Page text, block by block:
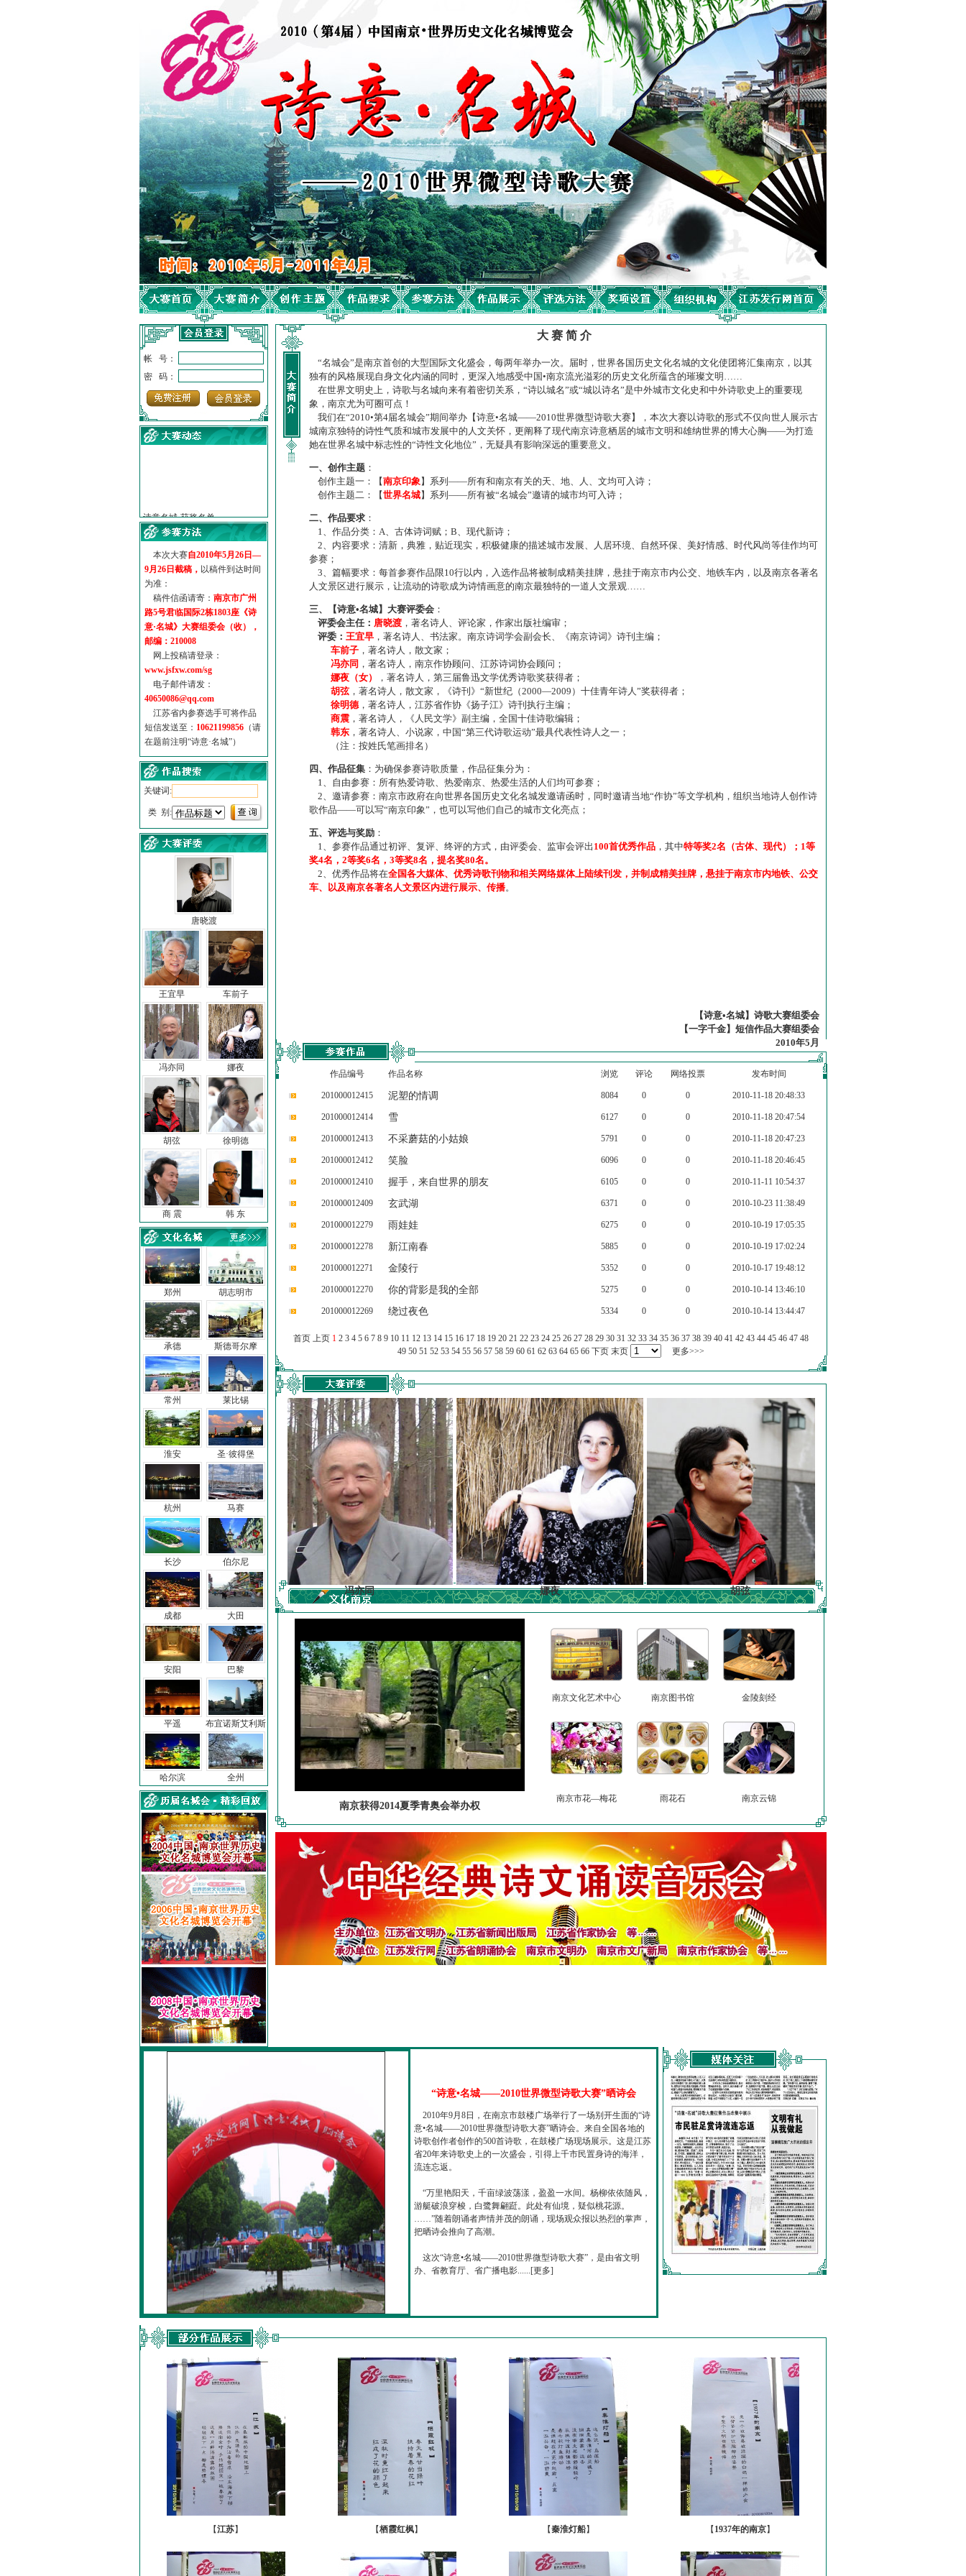
帐 号：
密 码：
·诗意名城·地铁时间
地铁完美呈现【诗意·名城...
参赛作品多达5000多首
“诗意·名城”晒诗会
特别通知--致广大诗词爱好...
本次大赛自2010年5月26日—
9月26日截稿， 以稿件到达时间
为准：
稿件信函请寄： 南京市广州
路5号君临国际2栋1803座《诗
意·名城》大赛组委会（收），
邮编：210008
网上投稿请登录：
www.jsfxw.com/sg
电子邮件请发：
40650086@qq.com
江苏省内参赛选手可将作品
短信发送至： 10621199856 （请
在题前注明“诗意·名城”）
关键词:
类 别:
唐晓渡
王宜早 车前子
冯亦同 娜夜
胡弦 徐明德
商 震 韩 东
郑州
承德
常州
淮安
杭州
长沙
成都
安阳
平遥
哈尔滨
胡志明市
斯德哥尔摩
莱比锡
圣·彼得堡
马赛
伯尔尼
大田
巴黎
布宜诺斯艾利斯
全州
大 赛 简 介
“名城会”是南京首创的大型国际文化盛会，每两年举办一次。届时，世界各国历史文化名城的文化使团将汇集南京，以其
独有的风格展现自身文化内涵的同时，更深入地感受中国•南京流光溢彩的历史文化所蕴含的璀璨文明……
在世界文明史上，诗歌与名城向来有着密切关系，“诗以城名”或“城以诗名”是中外城市文化史和中外诗歌史上的重要现
象，南京尤为可圈可点！
我们在“2010•第4届名城会”期间举办【诗意•名城——2010世界微型诗歌大赛】，本次大赛以诗歌的形式不仅向世人展示古
城南京独特的诗性气质和城市发展中的人文关怀，更阐释了现代南京诗意栖居的城市文明和雄纳世界的博大心胸——为打造
她在世界名城中标志性的“诗性文化地位”，无疑具有影响深远的重要意义。
一、创作主题 ：
创作主题一：【南京印象】系列——所有和南京有关的天、地、人、文均可入诗；
创作主题二：【世界名城】系列——所有被“名城会”邀请的城市均可入诗；
二、作品要求 ：
1、作品分类：A、古体诗词赋；B、现代新诗；
2、内容要求：清新，典雅，贴近现实，积极健康的描述城市发展、人居环境、自然环保、美好情感、时代风尚等佳作均可
参赛；
3、篇幅要求：每首参赛作品限10行以内，入选作品将被制成精美挂牌，悬挂于南京市内公交、地铁车内，以及南京各著名
人文景区进行展示，让流动的诗歌成为诗情画意的南京最独特的一道人文景观……
三、【诗意•名城】大赛评委会 ：
评委会主任： 唐晓渡 ，著名诗人、评论家，作家出版社编审；
评委： 王宜早 ，著名诗人、书法家。南京诗词学会副会长、《南京诗词》诗刊主编；
车前子 ，著名诗人，散文家；
冯亦同 ，著名诗人，南京作协顾问、江苏诗词协会顾问；
娜夜（女）
，著名诗人，第三届鲁迅文学优秀诗歌奖获得者；
胡弦，著名诗人，散文家，《诗刊》“新世纪（2000—2009）十佳青年诗人”奖获得者；
徐明德，著名诗人，江苏省作协《扬子江》诗刊执行主编；
商震 ，著名诗人，《人民文学》副主编，全国十佳诗歌编辑；
韩东 ，著名诗人、小说家，中国“第三代诗歌运动”最具代表性诗人之一；
（注：按姓氏笔画排名）
四、作品征集 ：为确保参赛诗歌质量，作品征集分为：
1、自由参赛：所有热爱诗歌、热爱南京、热爱生活的人们均可参赛；
2、邀请参赛：南京市政府在向世界各国历史文化名城发邀请函时，同时邀请当地“作协”等文学机构，组织当地诗人创作诗
歌作品——可以写“南京印象”，也可以写他们自己的城市文化亮点；
五、评选与奖励 ：
1、参赛作品通过初评、复评、终评的方式，由评委会、监审会评出 100首优秀作品 ，其中特等奖2名（古体、现代）；1等
奖4名，2等奖6名，3等奖8名，提名奖80名。
2、优秀作品将在全国各大媒体、优秀诗歌刊物和相关网络媒体上陆续刊发，并制成精美挂牌，悬挂于南京市内地铁、公交
车、以及南京各著名人文景区内进行展示、传播。
【诗意•名城】诗歌大赛组委会
【一字千金】短信作品大赛组委会
2010年5月
作品编号 作品名称 浏览 评论 网络投票 发布时间
201000012415 泥塑的情调 8084 0 0 2010-11-18 20:48:33
201000012414 雪 6127 0 0 2010-11-18 20:47:54
201000012413 不采蘑菇的小姑娘 5791 0 0 2010-11-18 20:47:23
201000012412 笑脸 6096 0 0 2010-11-18 20:46:45
201000012410 握手，来自世界的朋友 6105 0 0 2010-11-11 10:54:37
201000012409 玄武湖 6371 0 0 2010-10-23 11:38:49
201000012279 雨娃娃 6275 0 0 2010-10-19 17:05:35
201000012278 新江南春 5885 0 0 2010-10-19 17:02:24
201000012271 金陵行 5352 0 0 2010-10-17 19:48:12
201000012270 你的背影是我的全部 5275 0 0 2010-10-14 13:46:10
201000012269 绕过夜色 5334 0 0 2010-10-14 13:44:47
首页 上页 1 2 3 4 5 6 7 8 9 10 11 12 13 14 15 16 17 18 19 20 21 22 23 24 25 26 27 28 29 30 31 32 33 34 35 36 37 38 39 40 41 42 43 44 45 46 47 48
49 50 51 52 53 54 55 56 57 58 59 60 61 62 63 64 65 66 下页 末页 更多>>>
冯亦同 娜夜 胡弦
南京文化艺术中心 南京图书馆 金陵刻经
南京市花—梅花 雨花石 南京云锦
南京获得2014夏季青奥会举办权
“诗意•名城——2010世界微型诗歌大赛”晒诗会
2010年9月8日，在南京市鼓楼广场举行了一场别开生面的“诗
意•名城——2010世界微型诗歌大赛”晒诗会。来自全国各地的
诗歌创作者创作的500首诗歌，在鼓楼广场现场展示。这是江苏
省20年来诗歌史上的一次盛会，引得上千市民置身诗的海洋，
流连忘返。
“万里艳阳天，千亩绿波荡漾，盈盈一水间。杨柳依依随风，
游艇破浪穿梭，白鹭舞翩跹。此处有仙境，疑似桃花源。
……”随着朗诵者声情并茂的朗诵，现场观众报以热烈的掌声，
把晒诗会推向了高潮。
这次“诗意•名城——2010世界微型诗歌大赛”，是由省文明
办、省教育厅、省广播电影......[更多]
【江苏】 【栖霞红枫】 【秦淮灯船】 【 1937年的南京】